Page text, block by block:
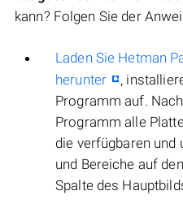
kann? Folgen Sie der
Laden Sie Hetman
herunter
,
Programm auf.
Programm alle
die verfügbaren und
und Bereiche auf
Spalte des